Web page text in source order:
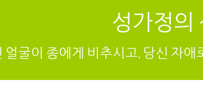
성가정의
얼굴이 종에게 비추시고, 당신 자